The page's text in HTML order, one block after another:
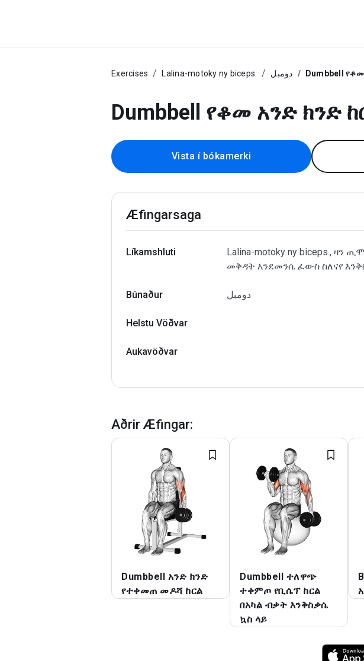
Exercises Lalina-motoky ny biceps. دومبل Dumbbell
Dumbbell የቆመ አንድ ክንድ
Vista í bókamerki
Æfingarsaga
Líkamshluti
Lalina-motoky ny biceps., ዛን
መቅዳት እንደመንሴ ፈውስ ስለናየ
Búnaður دومبل
Helstu Vöðvar
Aukavöðvar
Aðrir Æfingar:
Dumbbell አንድ ክንድ
የተቀመጠ መዶሻ ከርል
Dumbbell ተለዋጭ
ተቀምጦ የቢሴፕ ከርል
በአካል ብቃት እንቅስቃሴ
ኳስ ላይ